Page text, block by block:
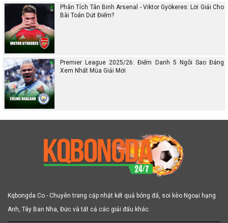
Phân Tích Tân Binh Arsenal - Viktor Gyökeres: Lời Giải Cho
Bài Toán Dứt Điểm?
Premier League 2025/26: Điểm Danh 5 Ngôi Sao Đáng
Xem Nhất Mùa Giải Mới
Kqbongda.Co - Chuyên trang cập nhật kết quả bóng đá, soi kèo Ngoại hạng
Anh, Tây Ban Nha, Đức và tất cả các giải đấu khác.